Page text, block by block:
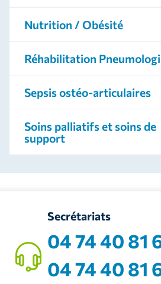
Nutrition / Obésité
Réhabilitation
Sepsis ostéo-articulaires
Soins palliatifs et soins de
support
Secrétariats
04 74 40 81
04 74 40 81